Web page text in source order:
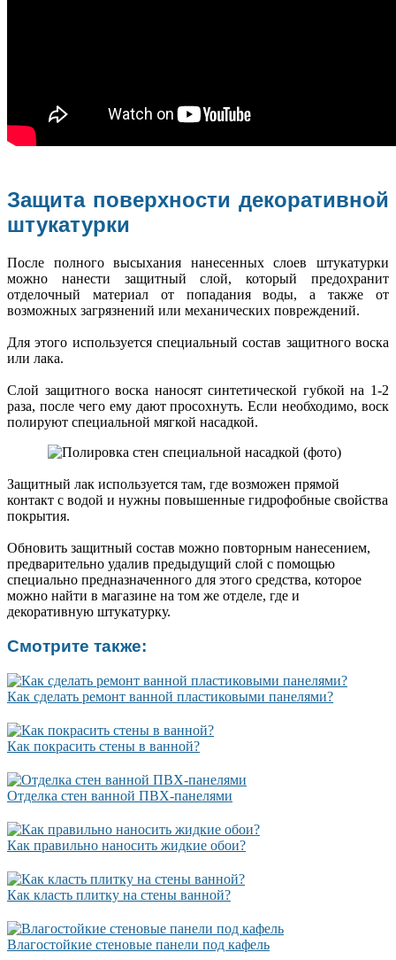
Защита поверхности декоративной
штукатурки
После полного высыхания нанесенных слоев штукатурки
можно нанести защитный слой, который предохранит
отделочный материал от попадания воды, а также от
возможных загрязнений или механических повреждений.
Для этого используется специальный состав защитного воска
или лака.
Слой защитного воска наносят синтетической губкой на 1-2
раза, после чего ему дают просохнуть. Если необходимо, воск
полируют специальной мягкой насадкой.
Защитный лак используется там, где возможен прямой
контакт с водой и нужны повышенные гидрофобные свойства
покрытия.
Обновить защитный состав можно повторным нанесением,
предварительно удалив предыдущий слой с помощью
специально предназначенного для этого средства, которое
можно найти в магазине на том же отделе, где и
декоративную штукатурку.
Смотрите также:
Как сделать ремонт ванной пластиковыми панелями?
Как покрасить стены в ванной?
Отделка стен ванной ПВХ-панелями
Как правильно наносить жидкие обои?
Как класть плитку на стены ванной?
Влагостойкие стеновые панели под кафель